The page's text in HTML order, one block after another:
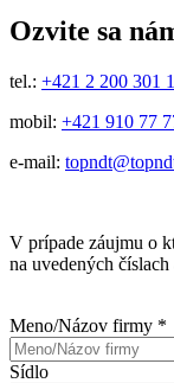
Ozvite sa
tel.: +421 2 200 301
mobil: +421 910 77
e-mail:
V prípade záujmu o
na uvedených
Meno/Názov firmy *
Sídlo